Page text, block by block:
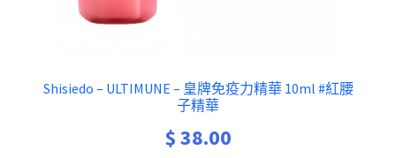
Shisiedo – ULTIMUNE – 皇牌免疫力精華 10ml #紅腰
子精華
$38.00